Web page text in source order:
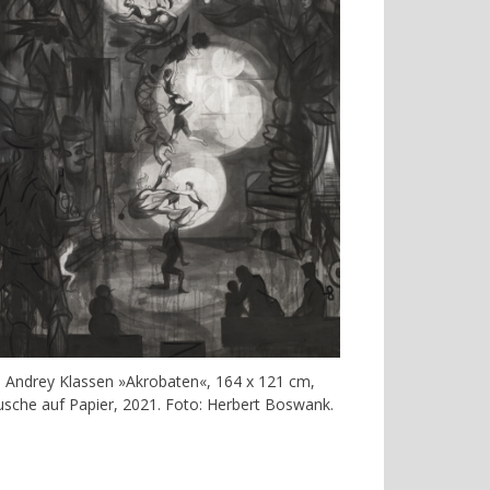
Andrey Klassen »Akrobaten«, 164 x 121 cm,
auf Papier, 2021. Foto: Herbert Boswank.